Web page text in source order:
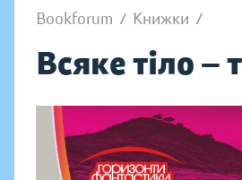
Bookforum / Книжки /
Всяке тіло —